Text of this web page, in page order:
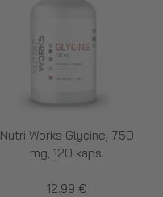
Nutri Works Glycine, 750
mg, 120 kaps.
12.99 €